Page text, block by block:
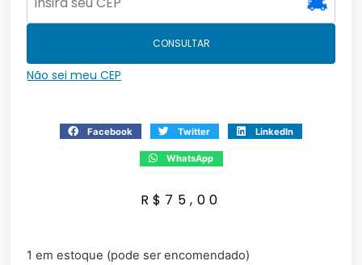
CONSULTAR
Não sei meu CEP
Facebook Twitter LinkedIn
WhatsApp
R$ 75,00
1 em estoque (pode ser encomendado)